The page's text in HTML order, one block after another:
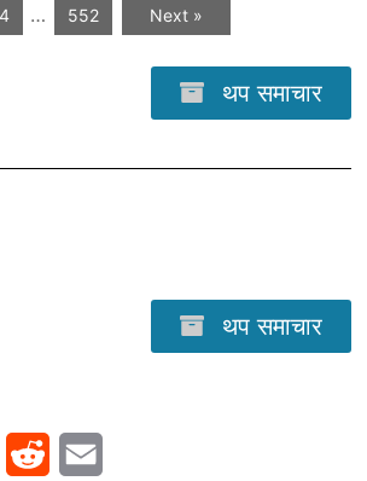
… 552 Next »
थप समाचार
थप समाचार